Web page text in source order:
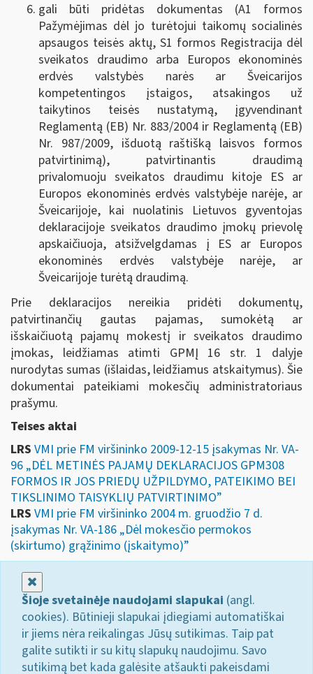
gali būti pridėtas dokumentas (A1 formos
Pažymėjimas dėl jo turėtojui taikomų socialinės
apsaugos teisės aktų, S1 formos Registracija dėl
sveikatos draudimo arba Europos ekonominės
erdvės valstybės narės ar Šveicarijos
kompetentingos įstaigos, atsakingos už
taikytinos teisės nustatymą, įgyvendinant
Reglamentą (EB) Nr. 883/2004 ir Reglamentą (EB)
Nr. 987/2009, išduotą raštišką laisvos formos
patvirtinimą), patvirtinantis draudimą
privalomuoju sveikatos draudimu kitoje ES ar
Europos ekonominės erdvės valstybėje narėje, ar
Šveicarijoje, kai nuolatinis Lietuvos gyventojas
deklaracijoje sveikatos draudimo įmokų prievolę
apskaičiuoja, atsižvelgdamas į ES ar Europos
ekonominės erdvės valstybėje narėje, ar
Šveicarijoje turėtą draudimą.
Prie deklaracijos nereikia pridėti dokumentų,
patvirtinančių gautas pajamas, sumokėtą ar
išskaičiuotą pajamų mokestį ir sveikatos draudimo
įmokas, leidžiamas atimti GPMĮ 16 str. 1 dalyje
nurodytas sumas (išlaidas, leidžiamus atskaitymus). Šie
dokumentai pateikiami mokesčių administratoriaus
prašymu.
Teises aktai
LRS VMI prie FM viršininko 2009-12-15 įsakymas Nr. VA-
96 „DĖL METINĖS PAJAMŲ DEKLARACIJOS GPM308
FORMOS IR JOS PRIEDŲ UŽPILDYMO, PATEIKIMO BEI
TIKSLINIMO TAISYKLIŲ PATVIRTINIMO”
LRS VMI prie FM viršininko 2004 m. gruodžio 7 d.
įsakymas Nr. VA-186 „Dėl mokesčio permokos
(skirtumo) grąžinimo (įskaitymo)”
Šioje svetainėje naudojami slapukai (angl.
cookies). Būtinieji slapukai įdiegiami automatiškai
ir jiems nėra reikalingas Jūsų sutikimas. Taip pat
galite sutikti ir su kitų slapukų naudojimu. Savo
sutikimą bet kada galėsite atšaukti pakeisdami